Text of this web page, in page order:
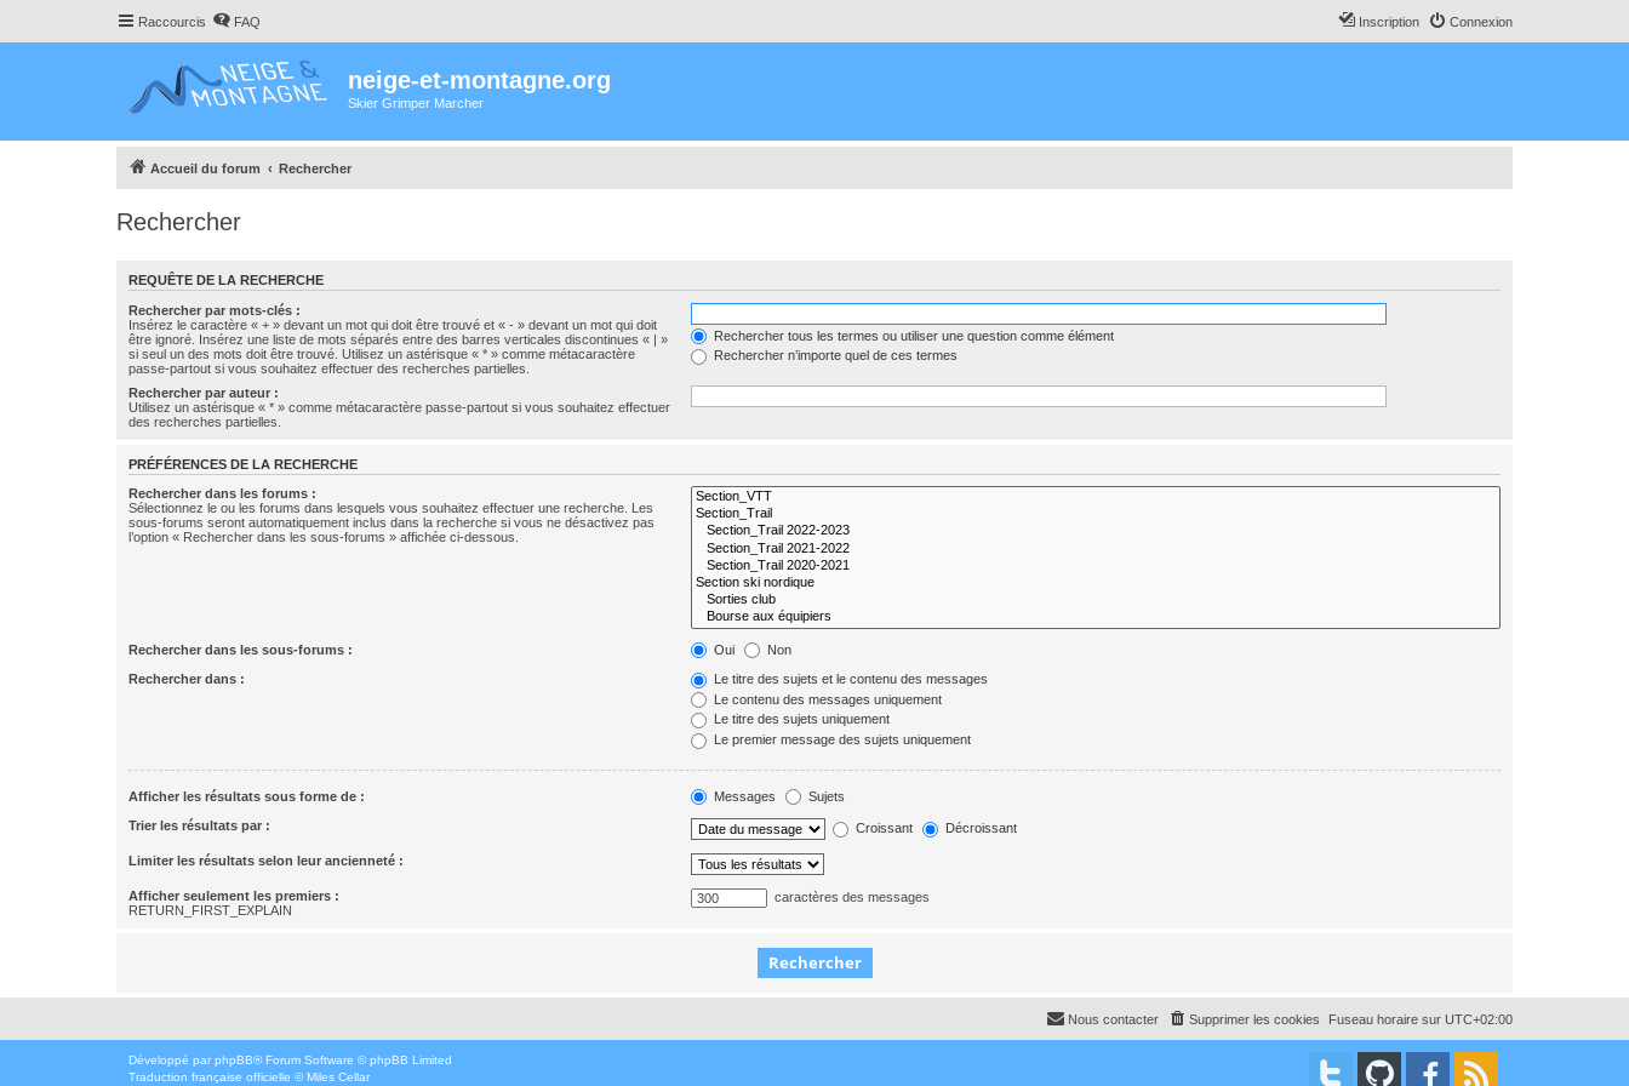
Raccourcis FAQ Connexion
Inscription
neige-et-montagne.org
Skier Grimper Marcher
Accueil du forum Rechercher
Rechercher
REQUÊTE DE LA RECHERCHE
Rechercher par mots-clés :
Insérez le caractère « + » devant un mot qui doit être trouvé et « - » devant un mot qui doit
être ignoré. Insérez une liste de mots séparés entre des barres verticales discontinues « | »
si seul un des mots doit être trouvé. Utilisez un astérisque « * » comme métacaractère
passe-partout si vous souhaitez effectuer des recherches partielles.
Rechercher tous les termes ou utiliser une question comme élément
Rechercher n’importe quel de ces termes
Rechercher par auteur :
Utilisez un astérisque « * » comme métacaractère passe-partout si vous souhaitez effectuer
des recherches partielles.
PRÉFÉRENCES DE LA RECHERCHE
Rechercher dans les forums :
Sélectionnez le ou les forums dans lesquels vous souhaitez effectuer une recherche. Les
sous-forums seront automatiquement inclus dans la recherche si vous ne désactivez pas
l’option « Rechercher dans les sous-forums » affichée ci-dessous.
Rechercher dans les sous-forums : Oui Non
Rechercher dans :
Le titre des sujets et le contenu des messages
Le contenu des messages uniquement
Le titre des sujets uniquement
Le premier message des sujets uniquement
Afficher les résultats sous forme de : Messages Sujets
Trier les résultats par : Croissant Décroissant
Limiter les résultats selon leur ancienneté :
Afficher seulement les premiers :
RETURN_FIRST_EXPLAIN
caractères des messages
Fuseau horaire sur UTC+02:00
Supprimer les cookies
Nous contacter
Développé par phpBB® Forum Software © phpBB Limited
Traduction française officielle ©Miles Cellar